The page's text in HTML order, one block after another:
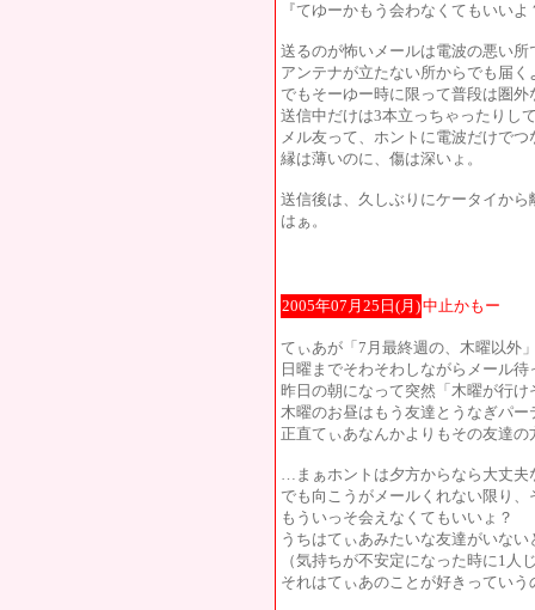
『てゆーかもう会わなくてもいいよ
送るのが怖いメールは電波の悪い所
アンテナが立たない所からでも届
でもそーゆー時に限って普段は圏外
送信中だけは3本立っちゃったりし
メル友って、ホントに電波だけで
縁は薄いのに、傷は深いょ。
送信後は、久しぶりにケータイから
はぁ。
2005年07月25日(月)中止かもー
てぃあが「7月最終週の、木曜以外
日曜までそわそわしながらメール待
昨日の朝になって突然「木曜が行
木曜のお昼はもう友達とうなぎパ
正直てぃあなんかよりもその友達
…まぁホントは夕方からなら大丈夫
でも向こうがメールくれない限り
もういっそ会えなくてもいいょ？
うちはてぃあみたいな友達がいない
（気持ちが不安定になった時に1
それはてぃあのことが好きってい